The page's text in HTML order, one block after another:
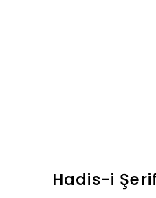
Hadis-i